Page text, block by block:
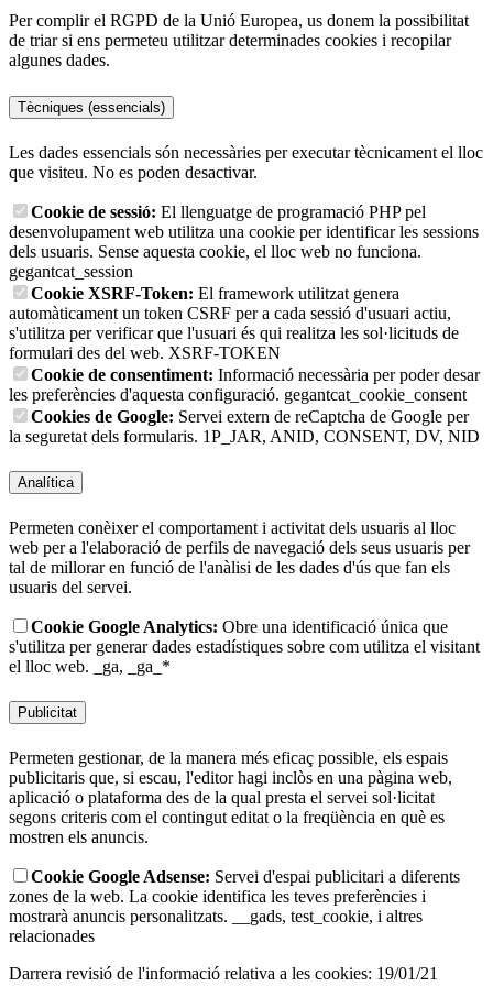
Per complir el RGPD de la Unió Europea, us donem la possibilitat
de triar si ens permeteu utilitzar determinades cookies i recopilar
algunes dades.
Tècniques (essencials)
Les dades essencials són necessàries per executar tècnicament el lloc
que visiteu. No es poden desactivar.
Cookie de sessió: El llenguatge de programació PHP pel
desenvolupament web utilitza una cookie per identificar les sessions
dels usuaris. Sense aquesta cookie, el lloc web no funciona.
gegantcat_session
Cookie XSRF-Token: El framework utilitzat genera
automàticament un token CSRF per a cada sessió d'usuari actiu,
s'utilitza per verificar que l'usuari és qui realitza les sol·licituds de
formulari des del web. XSRF-TOKEN
Cookie de consentiment: Informació necessària per poder desar
les preferències d'aquesta configuració. gegantcat_cookie_consent
Cookies de Google: Servei extern de reCaptcha de Google per
la seguretat dels formularis. 1P_JAR, ANID, CONSENT, DV, NID
Analítica
Permeten conèixer el comportament i activitat dels usuaris al lloc
web per a l'elaboració de perfils de navegació dels seus usuaris per
tal de millorar en funció de l'anàlisi de les dades d'ús que fan els
usuaris del servei.
Cookie Google Analytics: Obre una identificació única que
s'utilitza per generar dades estadístiques sobre com utilitza el visitant
el lloc web.
_ga, _ga_*
Publicitat
Permeten gestionar, de la manera més eficaç possible, els espais
publicitaris que, si escau, l'editor hagi inclòs en una pàgina web,
aplicació o plataforma des de la qual presta el servei sol·licitat
segons criteris com el contingut editat o la freqüència en què es
mostren els anuncis.
Cookie Google Adsense: Servei d'espai publicitari a diferents
zones de la web. La cookie identifica les teves preferències i
mostrarà anuncis personalitzats.
__gads, test_cookie, i altres
relacionades
Darrera revisió de l'informació relativa a les cookies: 19/01/21